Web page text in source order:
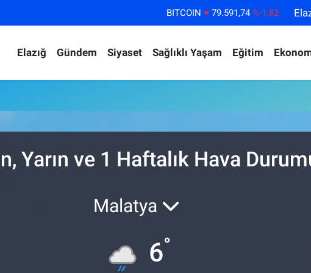
BITCOIN 79.591,74 %-1.82
EURO
53,38690 %0.19
STERLİN
61,60380 %0.18
Elazığ Gündem Siyaset Sağlıklı Yaşam Eğitim
Yarın ve 1 Haftalık Hava
Malatya
6°